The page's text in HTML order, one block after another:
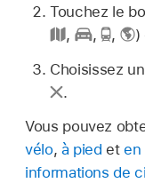
Touchez le
,
, , )
Choisissez
.
Vous pouvez
vélo, à pied eten
informations de